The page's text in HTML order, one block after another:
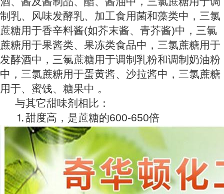
制乳、风味发酵乳、加工食用菌和藻类中，三氯
蔗糖用于香辛料酱(如芥末酱、青芥酱)中，三氯
蔗糖用于果酱类、果冻类食品中，三氯蔗糖用于
发酵酒中，三氯蔗糖用于调制乳粉和调制奶油粉
中，三氯蔗糖用于蛋黄酱、沙拉酱中，三氯蔗糖
用于、蜜饯、糖果中 。
与其它甜味剂相比：
⒈甜度高，是蔗糖的600-650倍